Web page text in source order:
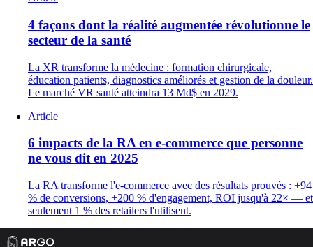
4 façons dont la réalité augmentée révolutionne le
secteur de la santé
La XR transforme la médecine : formation chirurgicale,
éducation patients, diagnostics améliorés et gestion de la douleur.
Le marché VR santé atteindra 13 Md$ en 2029.
Article
6 impacts de la RA en e-commerce que personne
ne vous dit en 2025
La RA transforme l'e-commerce avec des résultats prouvés : +94
% de conversions, +200 % d'engagement, ROI jusqu'à 22× — et
seulement 1 % des retailers l'utilisent.